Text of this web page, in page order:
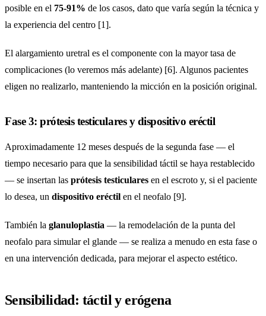
posible en el 75-91% de los casos, dato que varía según la técnica y
la experiencia del centro [1].
El alargamiento uretral es el componente con la mayor tasa de
complicaciones (lo veremos más adelante) [6]. Algunos pacientes
eligen no realizarlo, manteniendo la micción en la posición original.
Fase 3: prótesis testiculares y dispositivo eréctil
Aproximadamente 12 meses después de la segunda fase — el
tiempo necesario para que la sensibilidad táctil se haya restablecido
— se insertan las prótesis testiculares en el escroto y, si el paciente
lo desea, un dispositivo eréctil en el neofalo [9].
También la glanuloplastia — la remodelación de la punta del
neofalo para simular el glande — se realiza a menudo en esta fase o
en una intervención dedicada, para mejorar el aspecto estético.
Sensibilidad: táctil y erógena